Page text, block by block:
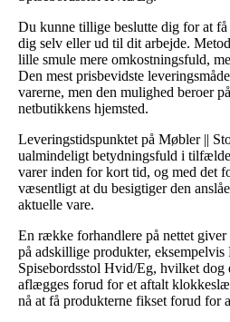
Du kunne tillige beslutte dig for at
dig selv eller ud til dit arbejde.
lille smule mere omkostningsfuld,
Den mest prisbevidste
varerne, men den mulighed beroer
netbutikkens hjemsted.
Leveringstidspunktet på Møbler ||
ualmindeligt betydningsfuld i
varer inden for kort tid, og med det
væsentligt at du besigtiger den
aktuelle vare.
En række forhandlere på nettet
på adskillige produkter,
Spisebordsstol Hvid/Eg, hvilket dog
aflægges forud for et aftalt
nå at få produkterne fikset forud for